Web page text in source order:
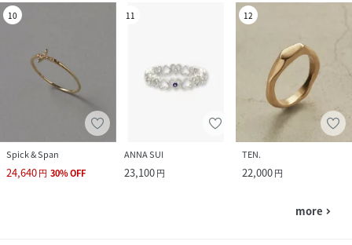
10
Spick & Span
24,640円 30%OFF
11
ANNA SUI
23,100円
12
TEN.
22,000円
more navigate_next